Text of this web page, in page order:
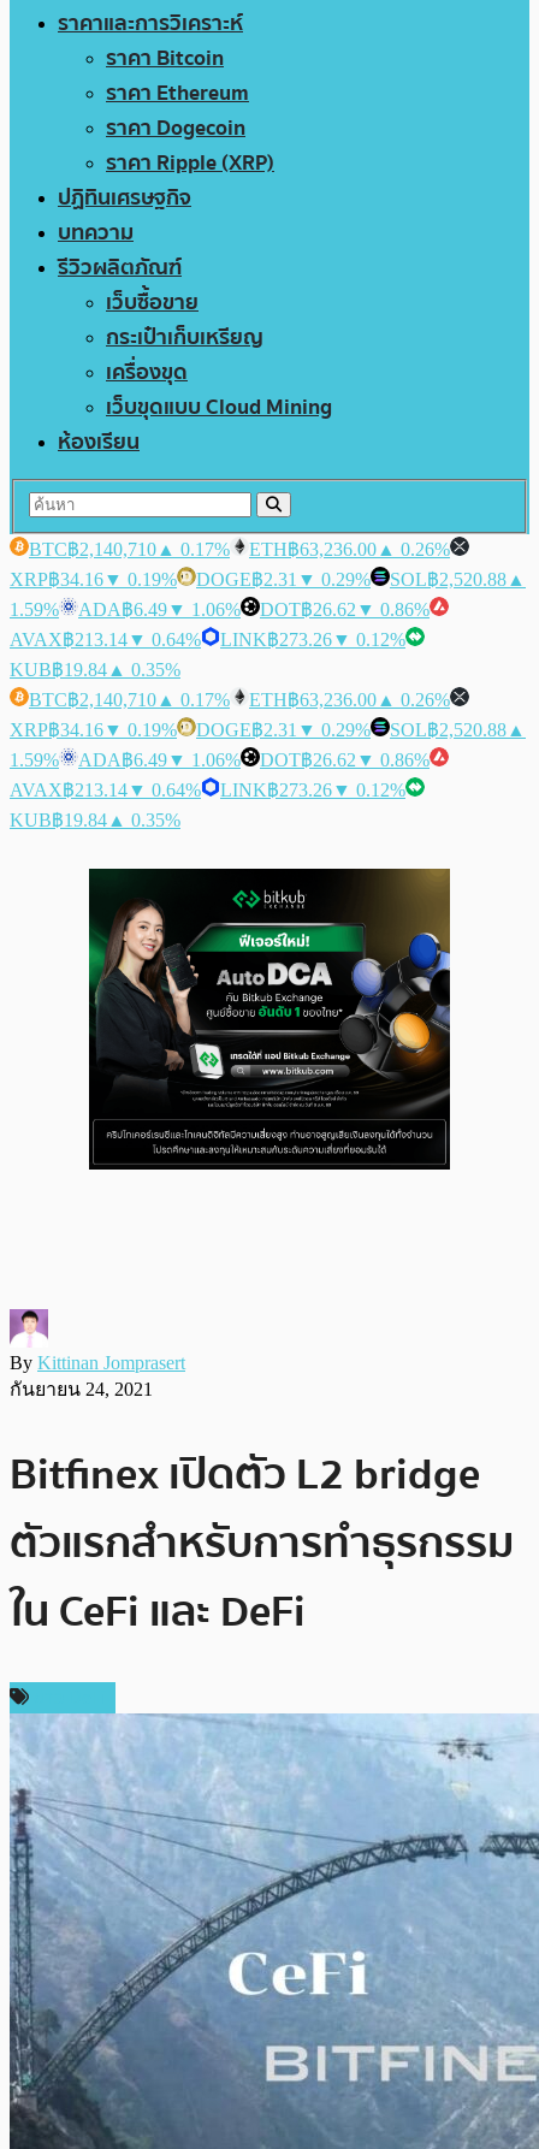
ราคาและการวิเคราะห์
ราคา Bitcoin
ราคา Ethereum
ราคา Dogecoin
ราคา Ripple (XRP)
ปฏิทินเศรษฐกิจ
บทความ
รีวิวผลิตภัณฑ์
เว็บซื้อขาย
กระเป๋าเก็บเหรียญ
เครื่องขุด
เว็บขุดแบบ Cloud Mining
ห้องเรียน
BTC฿2,140,710 ▲ 0.17% ETH฿63,236.00 ▲ 0.26%
XRP฿34.16▼ 0.19% DOGE฿2.31 ▼ 0.29% SOL฿2,520.88 ▲
1.59%
ADA฿6.49▼ 1.06% DOT฿26.62 ▼ 0.86%
AVAX฿213.14▼ 0.64% LINK฿273.26▼ 0.12%
KUB฿19.84 ▲ 0.35%
BTC฿2,140,710 ▲ 0.17% ETH฿63,236.00 ▲ 0.26%
XRP฿34.16▼ 0.19% DOGE฿2.31 ▼ 0.29% SOL฿2,520.88 ▲
1.59%
ADA฿6.49▼ 1.06% DOT฿26.62 ▼ 0.86%
AVAX฿213.14▼ 0.64% LINK฿273.26▼ 0.12%
KUB฿19.84 ▲ 0.35%
By Kittinan Jomprasert
กันยายน 24, 2021
Bitfinex เปิดตัว L2 bridge
ตัวแรกสำหรับการทำธุรกรรม
ใน CeFi และ DeFi